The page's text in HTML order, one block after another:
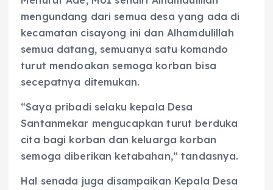
mengundang dari semua desa yang ada di
kecamatan cisayong ini dan Alhamdulillah
semua datang, semuanya satu komando
turut mendoakan semoga korban bisa
secepatnya ditemukan.
“Saya pribadi selaku kepala Desa
Santanmekar mengucapkan turut berduka
cita bagi korban dan keluarga korban
semoga diberikan ketabahan,” tandasnya.
Hal senada juga disampaikan Kepala Desa